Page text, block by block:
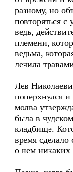
разному, но
повторяться
ведь,
племени,
ведьма,
лечила
Лев
поперхнулся
молва
была в
кладбище.
время сделало
о нем никаких